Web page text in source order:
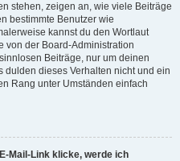
stehen, zeigen an, wie viele Beiträge
bestimmte Benutzer wie
kannst du den Wortlaut
von der Board-Administration
Beiträge, nur um deinen
dieses Verhalten nicht und ein
Rang unter Umständen einfach
Mail-Link klicke, werde ich